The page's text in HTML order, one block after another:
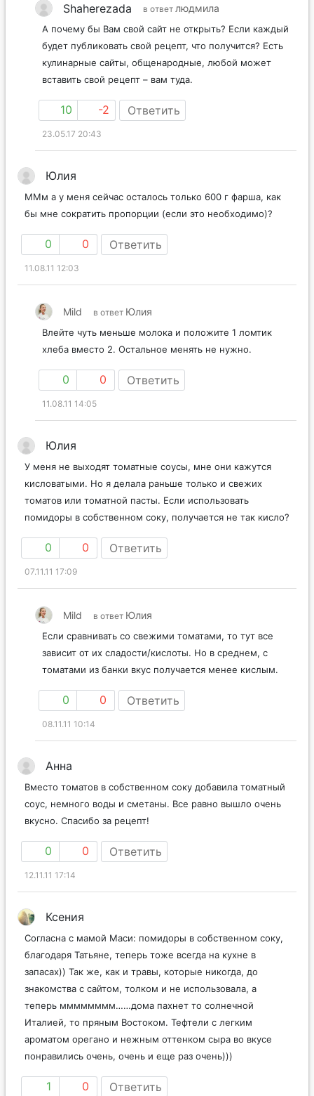
Shaherezada в ответ людмила
А почему бы Вам свой сайт не открыть? Если каждый
будет публиковать свой рецепт, что получится? Есть
кулинарные сайты, общенародные, любой может
вставить свой рецепт – вам туда.
10 -2 Ответить
23.05.17 20:43
Юлия
ММм а у меня сейчас осталось только 600 г фарша, как
бы мне сократить пропорции (если это необходимо)?
0 0 Ответить
11.08.11 12:03
Mild в ответ Юлия
Влейте чуть меньше молока и положите 1 ломтик
хлеба вместо 2. Остальное менять не нужно.
0 0 Ответить
11.08.11 14:05
Юлия
У меня не выходят томатные соусы, мне они кажутся
кисловатыми. Но я делала раньше только и свежих
томатов или томатной пасты. Если использовать
помидоры в собственном соку, получается не так кисло?
0 0 Ответить
07.11.11 17:09
Mild в ответ Юлия
Если сравнивать со свежими томатами, то тут все
зависит от их сладости/кислоты. Но в среднем, с
томатами из банки вкус получается менее кислым.
0 0 Ответить
08.11.11 10:14
Анна
Вместо томатов в собственном соку добавила томатный
соус, немного воды и сметаны. Все равно вышло очень
вкусно. Спасибо за рецепт!
0 0 Ответить
12.11.11 17:14
Ксения
Согласна с мамой Маси: помидоры в собственном соку,
благодаря Татьяне, теперь тоже всегда на кухне в
запасах)) Так же, как и травы, которые никогда, до
знакомства с сайтом, толком и не использовала, а
теперь мммммммм……дома пахнет то солнечной
Италией, то пряным Востоком. Тефтели с легким
ароматом орегано и нежным оттенком сыра во вкусе
понравились очень, очень и еще раз очень)))
1 0 Ответить